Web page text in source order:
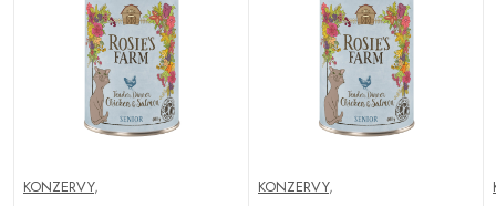
KONZERVY, KONZERVY,